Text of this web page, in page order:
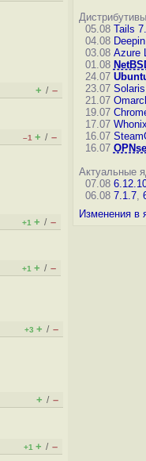
+ / –
–1 + / –
+1 + / –
+1 + / –
+3 + / –
+ / –
+1 + / –
05.08 Tails
04.08
03.08 Azure
01.08
24.07
23.07
21.07
19.07
17.07
16.07
16.07
Актуальные
07.08
06.08 7.1.7,
Изменения в